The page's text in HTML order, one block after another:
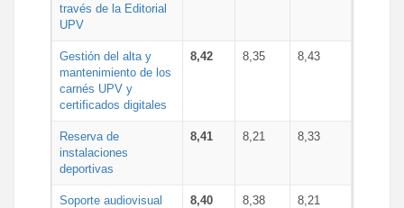
través de la Editorial
UPV
Gestión del alta y
mantenimiento de los
carnés UPV y
certificados digitales
8,42 8,35 8,43
Reserva de
instalaciones
deportivas
8,41 8,21 8,33
Soporte audiovisual
8,40 8,38 8,21